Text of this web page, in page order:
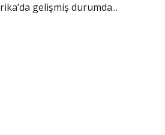
gelişmiş durumda...